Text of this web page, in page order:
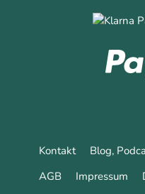
Kontakt Blog,
AGB
Impressum